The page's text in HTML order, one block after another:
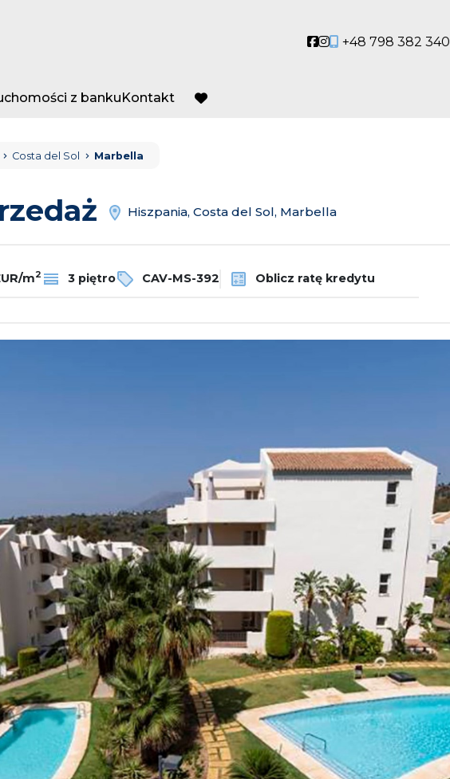
Social link
Social link
+48 798 382 340
z bankuKontakt
favorite
Costa del Sol Marbella
Hiszpania, Costa del Sol, Marbella
m2 3 piętro CAV-MS-392 Oblicz ratę kredytu